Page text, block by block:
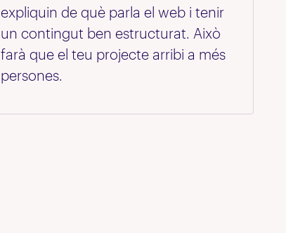
expliquin de què parla el web i tenir
un contingut ben estructurat. Això
farà que el teu projecte arribi a més
persones.